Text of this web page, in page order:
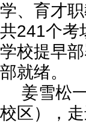
学、育才
共241个考
学校提早
部就绪。
姜雪松
校区），